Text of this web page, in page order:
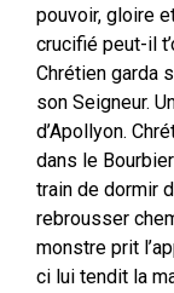
pouvoir, gloire
crucifié peut-il
Chrétien garda
son Seigneur.
d’Apollyon.
dans le
train de dormir
rebrousser
monstre prit
ci lui tendit la